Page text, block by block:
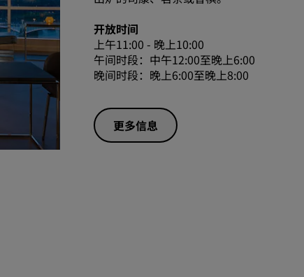
开放时间
上午11:00 - 晚上10:00
午间时段：中午12:00至晚上6:00
晚间时段：晚上6:00至晚上8:00
更多信息